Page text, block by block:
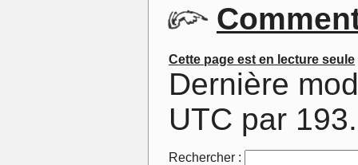
Cette page est en lecture seule
Dernière
UTC par
Rechercher :